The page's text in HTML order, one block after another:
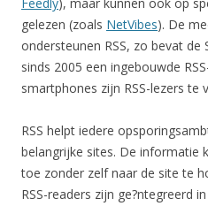
gelezen (zoals NetVibes). De
ondersteunen RSS, zo bevat de
sinds 2005 een ingebouwde
smartphones zijn RSS-lezers te
RSS helpt iedere
belangrijke sites. De informatie
toe zonder zelf naar de site te
RSS-readers zijn ge?ntegreerd